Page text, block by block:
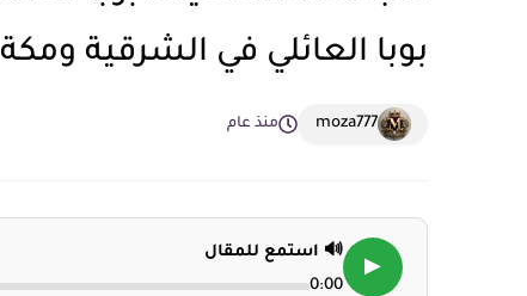
بوبا العائلي في الشرقية ومكة
moza777 منذ عام
▶
🔊 استمع للمقال
0:00